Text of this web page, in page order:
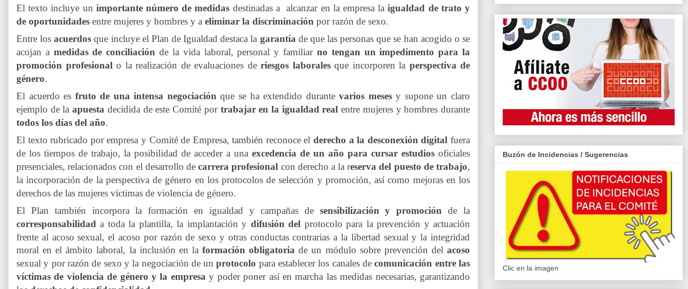
El texto incluye un importante número de medidas destinadas a alcanzar en la empresa laigualdad de trato y
de oportunidades entre mujeres y hombres y a eliminar la discriminación por razón de sexo.
Entre losacuerdosque incluye el Plan de Igualdad destaca la garantía de que las personas que se han acogido o se
acojan a medidas de conciliación de la vida laboral, personal y familiar no tengan un impedimento para la
promoción profesional o la realización de evaluaciones deriesgos laborales que incorporen la perspectiva de
género.
El acuerdo es fruto de una intensa negociación que se ha extendido durantevarios mesesy supone un claro
ejemplo de laapuesta decidida de este Comité por trabajar en la igualdad real entre mujeres y hombres durante
todos los días del año.
El texto rubricado por empresa y Comité de Empresa, también reconoce elderecho a la desconexión digitalfuera
de los tiempos de trabajo, la posibilidad de acceder a una excedencia de un año para cursar estudios oficiales
presenciales, relacionados con el desarrollo decarrera profesional con derecho a la reserva del puesto de trabajo,
la incorporación de la perspectiva de género en los protocolos de selección y promoción, así como mejoras en los
derechos de las mujeres víctimas de violencia de género.
El Plan también incorpora la formación en igualdad y campañas de sensibilización y promociónde la
corresponsabilidada toda la plantilla, la implantación y difusión del protocolo para la prevención y actuación
frente al acoso sexual, el acoso por razón de sexo y otras conductas contrarias a la libertad sexual y la integridad
moral en el ámbito laboral, la inclusión en laformación obligatoriade un módulo sobre prevención delacoso
sexual y por razón de sexo y la negociación de unprotocolo para establecer los canales decomunicación entre las
víctimas de violencia de género y la empresa y poder poner así en marcha las medidas necesarias, garantizando
Buzón de Incidencias / Sugerencias
Clic en la imagen